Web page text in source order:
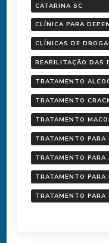
CATARINA SC
CLÍNICA PARA
CLÍNICAS DE
REABILITAÇÃO DAS
TRATAMENTO
TRATAMENTO
TRATAMENTO
TRATAMENTO PARA
TRATAMENTO PARA
TRATAMENTO PARA
TRATAMENTO PARA